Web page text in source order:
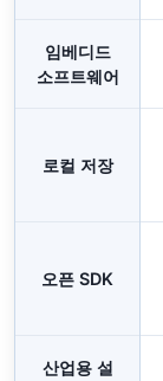
임베디드
소프트웨어
로컬 저장
오픈 SDK
산업용 설